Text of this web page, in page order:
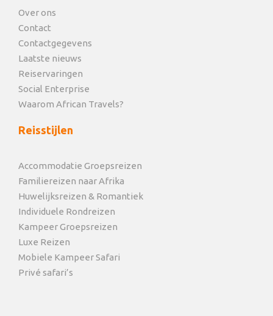
Robins Camp Airstrip gebracht, vanwaar je op tijd
terugvliegt naar Victoria Falls Airport voor je vlucht
terug naar huis.
Kaart
Over ons
Contact
Contactgegevens
Laatste nieuws
Reiservaringen
Social Enterprise
Waarom African Travels?
Reisstijlen
Accommodatie Groepsreizen
Familiereizen naar Afrika
Huwelijksreizen & Romantiek
Individuele Rondreizen
Kampeer Groepsreizen
Luxe Reizen
Mobiele Kampeer Safari
Privé safari’s